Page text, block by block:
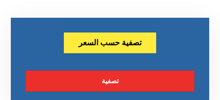
تصفية حسب السعر
تصفية